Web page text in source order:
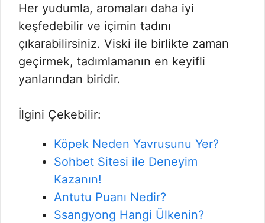
Her yudumla, aromaları daha iyi
keşfedebilir ve içimin tadını
çıkarabilirsiniz. Viski ile birlikte zaman
geçirmek, tadımlamanın en keyifli
yanlarından biridir.
İlgini Çekebilir:
Köpek Neden Yavrusunu Yer?
Sohbet Sitesi ile Deneyim
Kazanın!
Antutu Puanı Nedir?
Ssangyong Hangi Ülkenin?